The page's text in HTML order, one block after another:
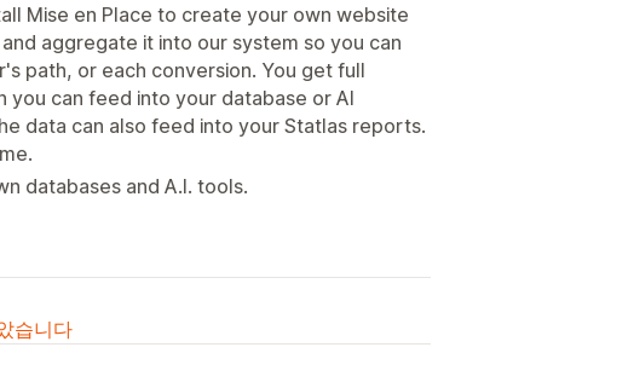
Mise en Place to create your own website
aggregate it into our system so you can
path, or each conversion. You get full
can feed into your database or AI
data can also feed into your Statlas reports.
databases and A.I. tools.
습니다